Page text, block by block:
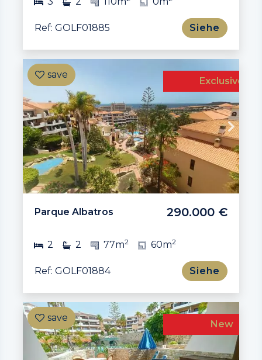
Ref: GOLF01885 Siehe
Exclusive
Parque Albatros 290.000 €
2 2 77m2 60m2
Ref: GOLF01884 Siehe
New